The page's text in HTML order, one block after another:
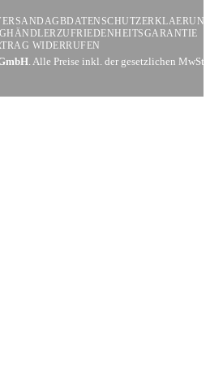
AGB
HÄNDLERZUFRIEDENHEITSGARANTIE
WIDERRUFEN
. Alle Preise inkl. der gesetzlichen MwSt.